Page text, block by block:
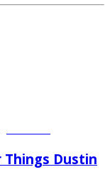
Things Dustin